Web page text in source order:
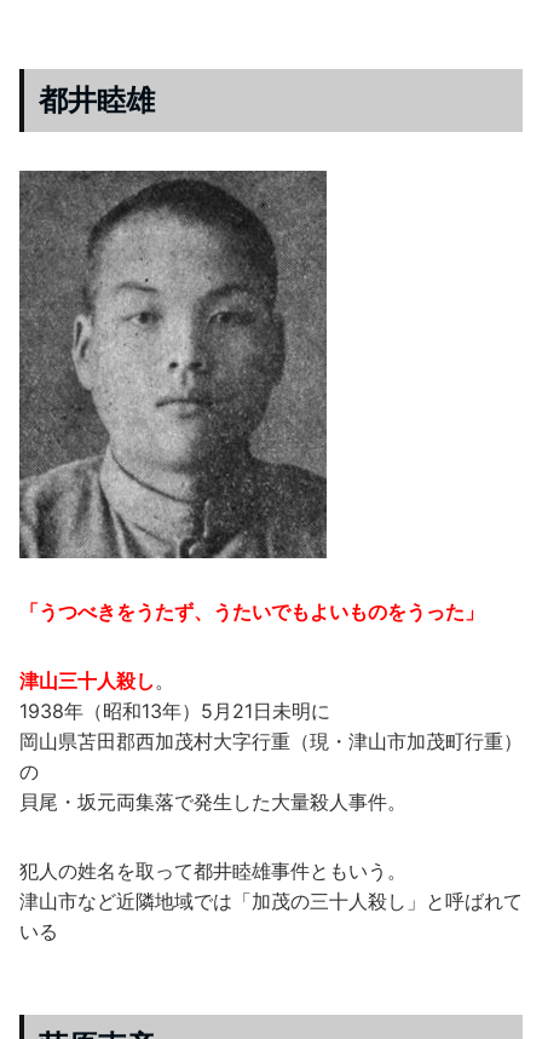
都井睦雄
「うつべきをうたず、うたいでもよいものをうった」
津山三十人殺し。
1938年（昭和13年）5月21日未明に
岡山県苫田郡西加茂村大字行重（現・津山市加茂町行重）
の
貝尾・坂元両集落で発生した大量殺人事件。
犯人の姓名を取って都井睦雄事件ともいう。
津山市など近隣地域では「加茂の三十人殺し」と呼ばれて
いる